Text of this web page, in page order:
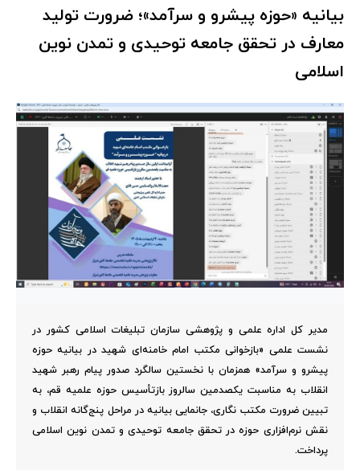
بیانیه «حوزه پیشرو و سرآمد»؛ ضرورت تولید
معارف در تحقق جامعه توحیدی و تمدن نوین
اسلامی
مدیر کل اداره علمی و پژوهشی سازمان تبلیغات اسلامی کشور در
نشست علمی «بازخوانی مکتب امام خامنه‌ای شهید در بیانیه حوزه
پیشرو و سرآمد» همزمان با نخستین سالگرد صدور پیام رهبر شهید
انقلاب به مناسبت یکصدمین سالروز بازتأسیس حوزه علمیه قم، به
تبیین ضرورت مکتب‌ نگاری، جانمایی بیانیه در مراحل پنج‌گانه انقلاب و
نقش نرم‌افزاری حوزه در تحقق جامعه توحیدی و تمدن نوین اسلامی
پرداخت.